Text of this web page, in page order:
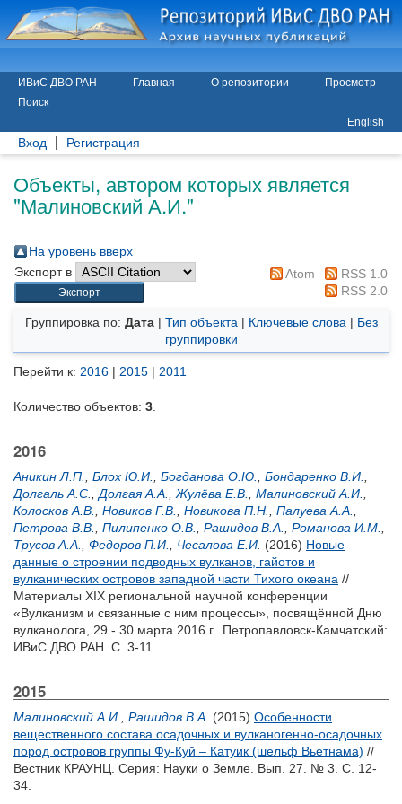
ИВиС ДВО РАН Главная О репозитории
Просмотр
Поиск
English
Вход Регистрация
Объекты, автором которых является
"Малиновский А.И."
На уровень вверх
Экспорт в
Atom
RSS 1.0
RSS 2.0
Группировка по: Дата| Тип объекта | Ключевые слова | Без
группировки
Перейти к: 2016 | 2015 | 2011
Количество объектов: 3
2016
Аникин Л.П. Блох Ю.И. Богданова О.Ю. Бондаренко В.И.
Долгаль А.С.
Долгая А.А. Жулёва Е.В. Малиновский А.И.
Колосков А.В.
Новиков Г.В. Новикова П.Н. Палуева А.А.
Петрова В.В.
Пилипенко О.В. Рашидов В.А. Романова И.М.
Трусов А.А.
Федоров П.И. Чесалова Е.И. (2016) Новые
данные о строении подводных вулканов, гайотов и
вулканических островов западной части Тихого океана //
Материалы XIX региональной научной конференции
«Вулканизм и связанные с ним процессы», посвящённой Дню
вулканолога, 29 - 30 марта 2016 г.. Петропавловск-Камчатский:
ИВиС ДВО РАН. С. 3-11.
2015
Малиновский А.И. Рашидов В.А. (2015) Особенности
вещественного состава осадочных и вулканогенно-осадочных
пород островов группы Фу-Куй – Катуик (шельф Вьетнама) //
Вестник КРАУНЦ. Серия: Науки о Земле. Вып. 27. № 3. С. 12-
34.